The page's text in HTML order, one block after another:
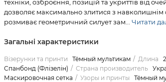
техніки, озброєння, позицій та укриттів від
дозволяє максимально злитися з навколишнім
розмиває геометричний силует зам... Читати
Загальні характеристики
Візерунки та принти Тёмный мультикам Длина
Спанбонд (Флізелін)
Страна производитель
Маскировочная сетка
Узоры и принты Тёмный